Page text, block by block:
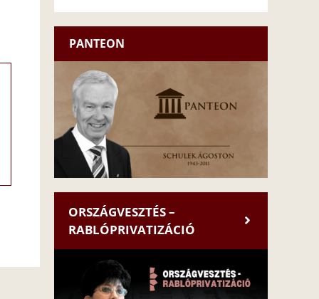
PANTEON
ORSZÁGVESZTÉS –
RABLÓPRIVATIZÁCIÓ